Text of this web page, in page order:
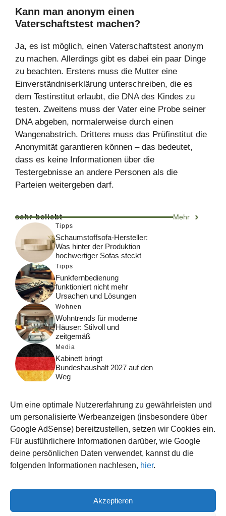
Um eine optimale Nutzererfahrung zu gewährleisten und
um personalisierte Werbeanzeigen (insbesondere über
Google AdSense) bereitzustellen, setzen wir Cookies ein.
Für ausführlichere Informationen darüber, wie Google
deine persönlichen Daten verwendet, kannst du die
folgenden Informationen nachlesen, hier.
Akzeptieren
Kann man anonym einen
Vaterschaftstest machen?
Ja, es ist möglich, einen Vaterschaftstest anonym
zu machen. Allerdings gibt es dabei ein paar Dinge
zu beachten. Erstens muss die Mutter eine
Einverständniserklärung unterschreiben, die es
dem Testinstitut erlaubt, die DNA des Kindes zu
testen. Zweitens muss der Vater eine Probe seiner
DNA abgeben, normalerweise durch einen
Wangenabstrich. Drittens muss das Prüfinstitut die
Anonymität garantieren können – das bedeutet,
dass es keine Informationen über die
Testergebnisse an andere Personen als die
Parteien weitergeben darf.
sehr beliebt Mehr
Tipps
Schaumstoffsofa-Hersteller:
Was hinter der Produktion
hochwertiger Sofas steckt
Tipps
Funkfernbedienung
funktioniert nicht mehr
Ursachen und Lösungen
Wohnen
Wohntrends für moderne
Häuser: Stilvoll und
zeitgemäß
Media
Kabinett bringt
Bundeshaushalt 2027 auf den
Weg
Funktionsweise, Prozesse
und Rankinglogik
Computer
Wieso habe ich im moment
kein Internet?
© 2026 WISSEN123.DE
IMPRESSUM